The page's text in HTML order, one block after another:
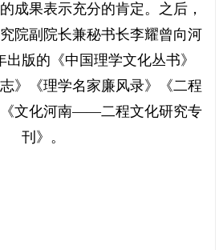
成果表示充分的肯定。之后，
院副院长兼秘书长李耀曾向河
版的《中国理学文化丛书》
》《理学名家廉风录》《二程
文化河南——二程文化研究专
刊》。